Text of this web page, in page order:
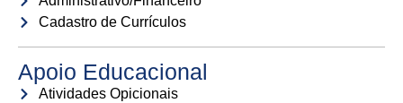
Cadastro de Currículos
Apoio Educacional
Atividades Opicionais